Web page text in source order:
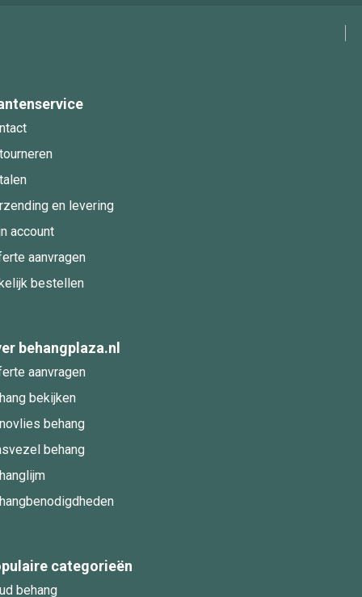
en levering
account
aanvragen
bestellen
behangplaza.nl
aanvragen
bekijken
behang
behang
categorieën
behang